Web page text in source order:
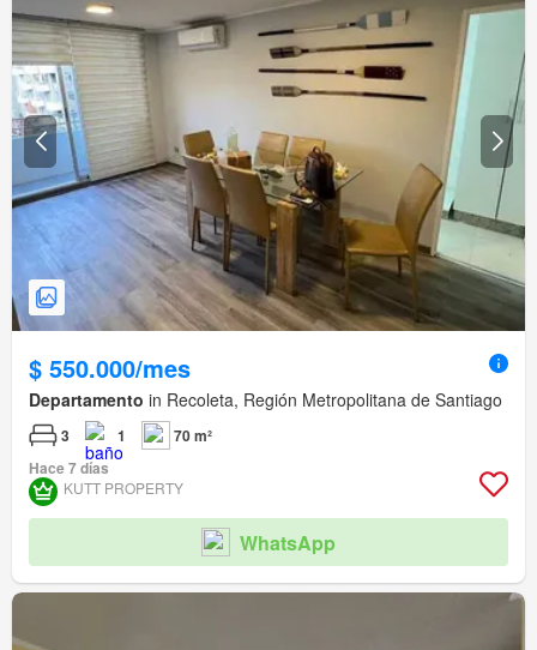
$ 550.000/mes
Departamento in Recoleta, Región Metropolitana de Santiago
3 1
70 m²
Hace 7 días
KUTT PROPERTY
WhatsApp